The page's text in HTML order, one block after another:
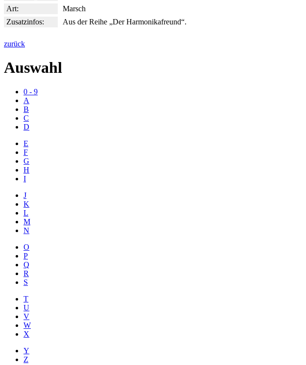
Art:
Marsch
Zusatzinfos:
Aus der Reihe „Der Harmonikafreund“.
zurück
Auswahl
0 - 9
A
B
C
D
E
F
G
H
I
J
K
L
M
N
O
P
Q
R
S
T
U
V
W
X
Y
Z